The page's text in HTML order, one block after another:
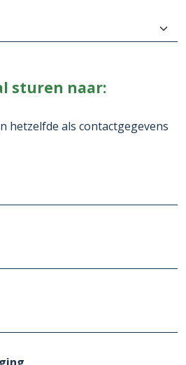
sturen naar:
hetzelfde als contactgegevens